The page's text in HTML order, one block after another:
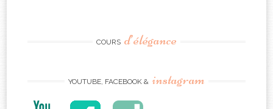
COURS d’élégance
YOUTUBE, FACEBOOK & instagram